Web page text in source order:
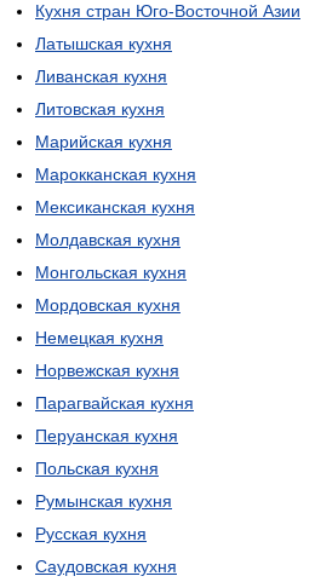
Кухня стран Юго-Восточной Азии
Латышская кухня
Ливанская кухня
Литовская кухня
Марийская кухня
Марокканская кухня
Мексиканская кухня
Молдавская кухня
Монгольская кухня
Мордовская кухня
Немецкая кухня
Норвежская кухня
Парагвайская кухня
Перуанская кухня
Польская кухня
Румынская кухня
Русская кухня
Саудовская кухня